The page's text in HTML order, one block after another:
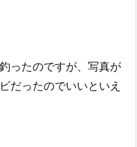
ったのですが、写真が
だったのでいいといえ